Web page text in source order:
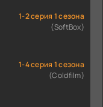
1-2 серия 1 сезона
(SoftBox)
1-4 серия 1 сезона
(Coldfilm)